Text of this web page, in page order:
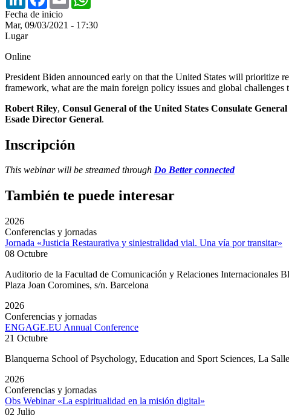
Fecha de inicio
Mar, 09/03/2021 - 17:30
Lugar
Online
President Biden announced early on that the United States will prioritize
framework, what are the main foreign policy issues and global
Robert Riley, Consul General of the United States Consulate
Esade Director General.
Inscripción
This webinar will be streamed through Do Better connected
También te puede interesar
2026
Conferencias y jornadas
Jornada «Justicia Restaurativa y siniestralidad vial. Una vía por transitar»
08 Octubre
Auditorio de la Facultad de Comunicación y Relaciones Internacionales
Plaza Joan Coromines, s/n. Barcelona
2026
Conferencias y jornadas
ENGAGE.EU Annual Conference
21 Octubre
Blanquerna School of Psychology, Education and Sport Sciences, La
2026
Conferencias y jornadas
Obs Webinar «La espiritualidad en la misión digital»
02 Julio